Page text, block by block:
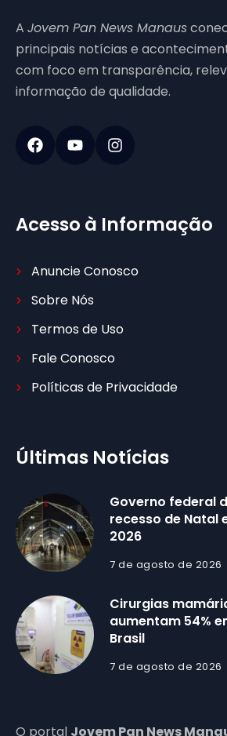
A Jovem Pan News Manaus
principais notícias e
com foco em transparência,
informação de qualidade.
Acesso à Informação
Anuncie Conosco
Sobre Nós
Termos de Uso
Fale Conosco
Políticas de Privacidade
Últimas Notícias
Governo federal
recesso de Natal
2026
7 de agosto de 2026
Cirurgias
aumentam 54%
Brasil
7 de agosto de 2026
O portal Jovem Pan News